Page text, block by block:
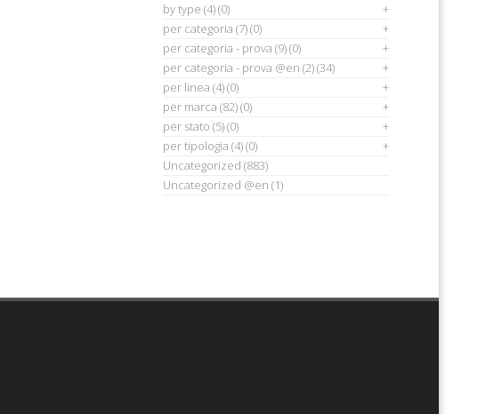
by type (4)(0)
per categoria (7)(0)
per categoria - prova (9)(0)
per categoria - prova @en (2)(34)
per linea (4)(0)
per marca (82)(0)
per stato (5)(0)
per tipologia (4)(0)
Uncategorized (883)
Uncategorized @en (1)